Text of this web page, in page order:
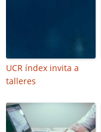
UCR índex invita a
talleres